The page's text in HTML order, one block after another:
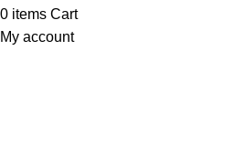
0 items Cart
My account